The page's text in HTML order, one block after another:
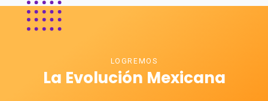
LOGREMOS
La Evolución Mexicana